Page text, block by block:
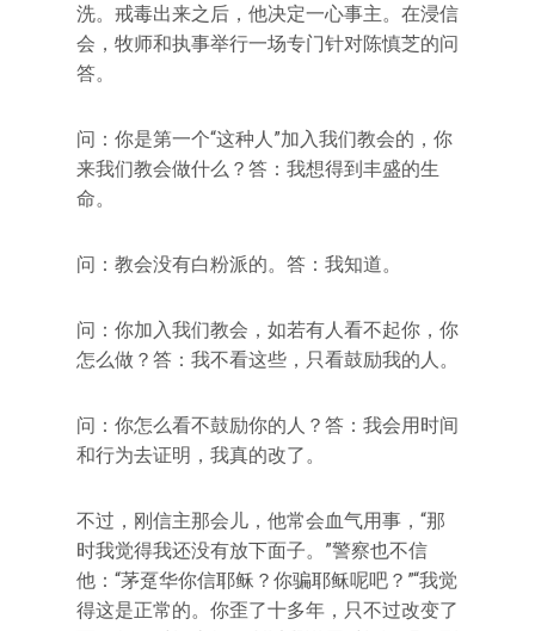
洗。戒毒出来之后，他决定一心事主。在浸信
会，牧师和执事举行一场专门针对陈慎芝的问
答。
问：你是第一个“这种人”加入我们教会的，你
来我们教会做什么？答：我想得到丰盛的生
命。
问：教会没有白粉派的。答：我知道。
问：你加入我们教会，如若有人看不起你，你
怎么做？答：我不看这些，只看鼓励我的人。
问：你怎么看不鼓励你的人？答：我会用时间
和行为去证明，我真的改了。
不过，刚信主那会儿，他常会血气用事，“那
时我觉得我还没有放下面子。”警察也不信
他：“茅趸华你信耶稣？你骗耶稣呢吧？”“我觉
得这是正常的。你歪了十多年，只不过改变了